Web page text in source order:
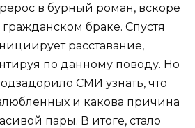
в бурный роман, вскоре
гражданском браке. Спустя
расставание,
по данному поводу. Но
СМИ узнать, что
и какова причина
пары. В итоге, стало